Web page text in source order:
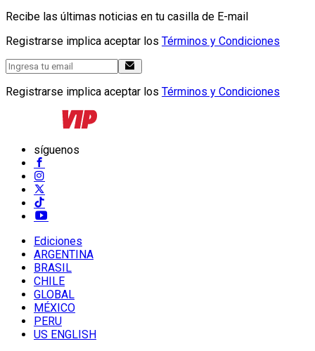
Recibe las últimas noticias en tu casilla de E-mail
Registrarse implica aceptar los Términos y Condiciones
Registrarse implica aceptar los Términos y Condiciones
síguenos
Ediciones
ARGENTINA
BRASIL
CHILE
GLOBAL
MÉXICO
PERU
US ENGLISH